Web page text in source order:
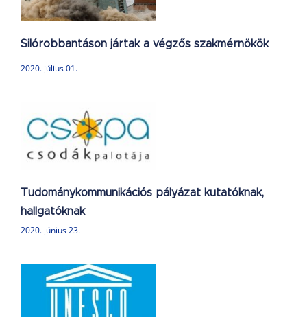
Silórobbantáson jártak a végzős szakmérnökök
2020. július 01.
Tudománykommunikációs pályázat kutatóknak,
hallgatóknak
2020. június 23.